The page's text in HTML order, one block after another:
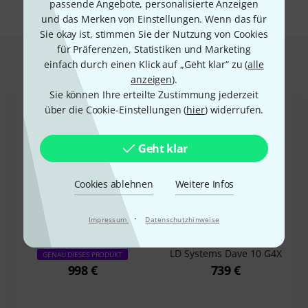
passende Angebote, personalisierte Anzeigen
und das Merken von Einstellungen. Wenn das für
Sie okay ist, stimmen Sie der Nutzung von Cookies
für Präferenzen, Statistiken und Marketing
einfach durch einen Klick auf „Geht klar“ zu (alle
anzeigen).
Sie können Ihre erteilte Zustimmung jederzeit
über die Cookie-Einstellungen (hier) widerrufen.
Geht klar
Cookies ablehnen Weitere Infos
Impressum · Datenschutzhinweise
Das kauften Kunden, die sich dieses
Produkt angesehen haben
48%
GENAU DIESES PRODUKT
998 €
14%
LD Systems Dave 10 G4X
739 €